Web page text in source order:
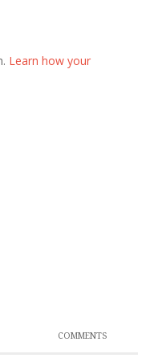
Learn how your
COMMENTS